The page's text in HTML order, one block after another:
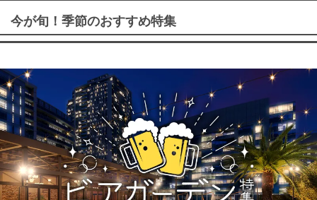
今が旬！季節のおすすめ特集